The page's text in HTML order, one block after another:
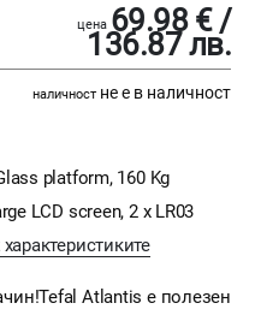
цена 69.98 € /
136.87 лв.
наличност не е в наличност
platform, 160 Kg
LCD screen, 2 x LR03
Atlantis е полезен